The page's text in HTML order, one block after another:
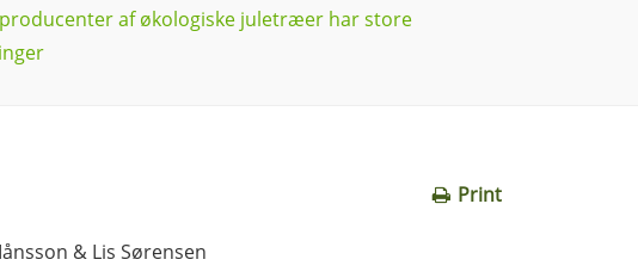
af økologiske juletræer har store
Print
& Lis Sørensen